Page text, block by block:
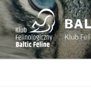
Przejdź
treści
Klub